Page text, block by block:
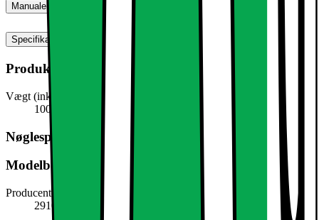
Manualer, downloads, garanti og support
Specifikationer
Produktmål
Vægt (inkl. emballage)
100,0 g
Nøglespecifikation
Modelbeskrivelse
Producentens varenummer
291002772